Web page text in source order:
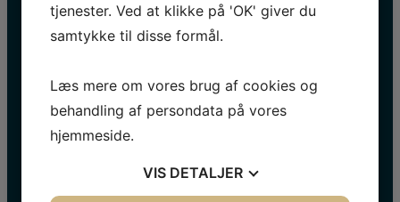
Navn
tjenester. Ved at klikke på 'OK' giver du
samtykke til disse formål.
Læs mere om vores brug af cookies og
behandling af persondata på vores
hjemmeside.
VIS DETALJER